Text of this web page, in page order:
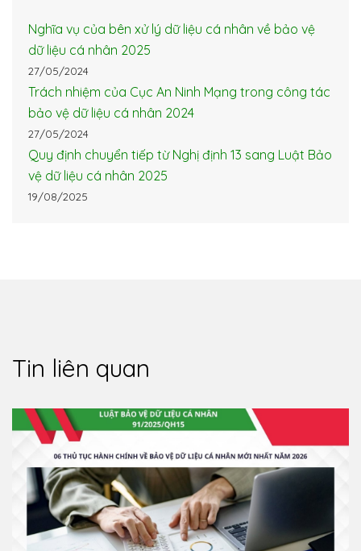
Nghĩa vụ của bên xử lý dữ liệu cá nhân về bảo vệ
dữ liệu cá nhân 2025
27/05/2024
Trách nhiệm của Cục An Ninh Mạng trong công tác
bảo vệ dữ liệu cá nhân 2024
27/05/2024
Quy định chuyển tiếp từ Nghị định 13 sang Luật Bảo
vệ dữ liệu cá nhân 2025
19/08/2025
Tin liên quan